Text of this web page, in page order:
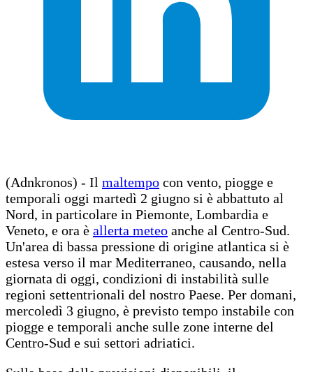
(Adnkronos) - Il maltempo con vento, piogge e
temporali oggi martedì 2 giugno si è abbattuto al
Nord, in particolare in Piemonte, Lombardia e
Veneto, e ora è allerta meteo anche al Centro-Sud.
Un'area di bassa pressione di origine atlantica si è
estesa verso il mar Mediterraneo, causando, nella
giornata di oggi, condizioni di instabilità sulle
regioni settentrionali del nostro Paese. Per domani,
mercoledì 3 giugno, è previsto tempo instabile con
piogge e temporali anche sulle zone interne del
Centro-Sud e sui settori adriatici.